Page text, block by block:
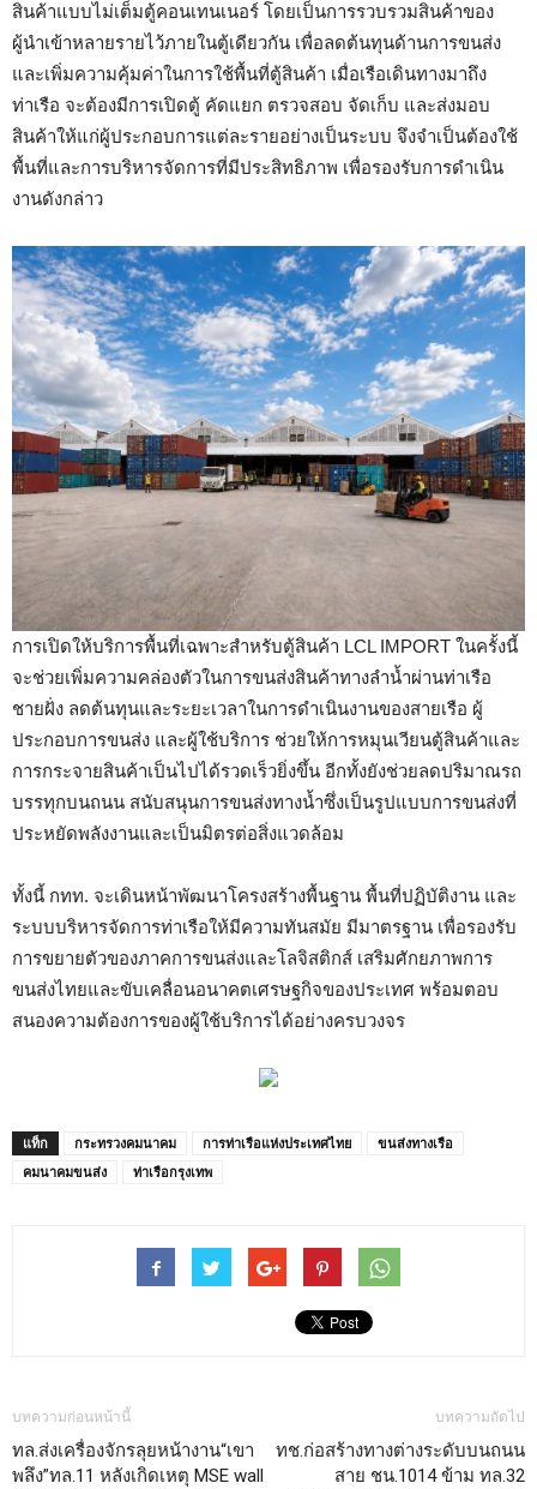
สินค้าแบบไม่เต็มตู้คอนเทนเนอร์ โดยเป็นการรวบรวมสินค้าของ
ผู้นำเข้าหลายรายไว้ภายในตู้เดียวกัน เพื่อลดต้นทุนด้านการขนส่ง
และเพิ่มความคุ้มค่าในการใช้พื้นที่ตู้สินค้า เมื่อเรือเดินทางมาถึง
ท่าเรือ จะต้องมีการเปิดตู้ คัดแยก ตรวจสอบ จัดเก็บ และส่งมอบ
สินค้าให้แก่ผู้ประกอบการแต่ละรายอย่างเป็นระบบ จึงจำเป็นต้องใช้
พื้นที่และการบริหารจัดการที่มีประสิทธิภาพ เพื่อรองรับการดำเนิน
งานดังกล่าว
การเปิดให้บริการพื้นที่เฉพาะสำหรับตู้สินค้า LCL IMPORT ในครั้งนี้
จะช่วยเพิ่มความคล่องตัวในการขนส่งสินค้าทางลำน้ำผ่านท่าเรือ
ชายฝั่ง ลดต้นทุนและระยะเวลาในการดำเนินงานของสายเรือ ผู้
ประกอบการขนส่ง และผู้ใช้บริการ ช่วยให้การหมุนเวียนตู้สินค้าและ
การกระจายสินค้าเป็นไปได้รวดเร็วยิ่งขึ้น อีกทั้งยังช่วยลดปริมาณรถ
บรรทุกบนถนน สนับสนุนการขนส่งทางน้ำซึ่งเป็นรูปแบบการขนส่งที่
ประหยัดพลังงานและเป็นมิตรต่อสิ่งแวดล้อม
ทั้งนี้ กทท. จะเดินหน้าพัฒนาโครงสร้างพื้นฐาน พื้นที่ปฏิบัติงาน และ
ระบบบริหารจัดการท่าเรือให้มีความทันสมัย มีมาตรฐาน เพื่อรองรับ
การขยายตัวของภาคการขนส่งและโลจิสติกส์ เสริมศักยภาพการ
ขนส่งไทยและขับเคลื่อนอนาคตเศรษฐกิจของประเทศ พร้อมตอบ
สนองความต้องการของผู้ใช้บริการได้อย่างครบวงจร
แท็ก กระทรวงคมนาคม การท่าเรือแห่งประเทศไทย
ขนส่งทางเรือ
คมนาคมขนส่ง
ท่าเรือกรุงเทพ
บทความก่อนหน้านี้
ทล.ส่งเครื่องจักรลุยหน้างาน“เขา
พลึง”ทล.11 หลังเกิดเหตุ MSE wall
บทความถัดไป
ทช.ก่อสร้างทางต่างระดับบนถนน
สาย ชน.1014 ข้าม ทล.32